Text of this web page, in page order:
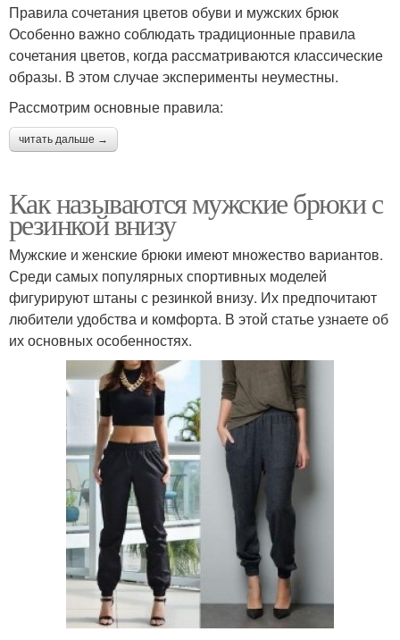
Правила сочетания цветов обуви и мужских брюк
Особенно важно соблюдать традиционные правила
сочетания цветов, когда рассматриваются классические
образы. В этом случае эксперименты неуместны.
Рассмотрим основные правила:
читать дальше →
Как называются мужские брюки с
резинкой внизу
Мужские и женские брюки имеют множество вариантов.
Среди самых популярных спортивных моделей
фигурируют штаны с резинкой внизу. Их предпочитают
любители удобства и комфорта. В этой статье узнаете об
их основных особенностях.